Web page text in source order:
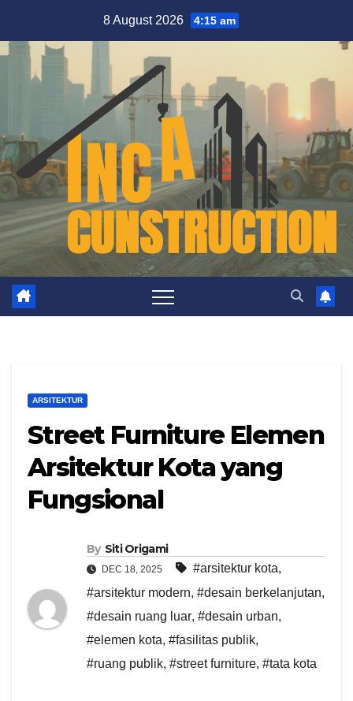
content
8 August 2026 4:15 am
ARSITEKTUR
Street Furniture Elemen
Arsitektur Kota yang
Fungsional
By Siti Origami
DEC 18, 2025 #arsitektur kota,
#arsitektur modern, #desain berkelanjutan,
#desain ruang luar, #desain urban,
#elemen kota, #fasilitas publik,
#ruang publik, #street furniture, #tata kota